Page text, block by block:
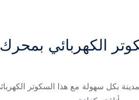
بمحرك 350 وات – قيادة سلسة وأداء عملي